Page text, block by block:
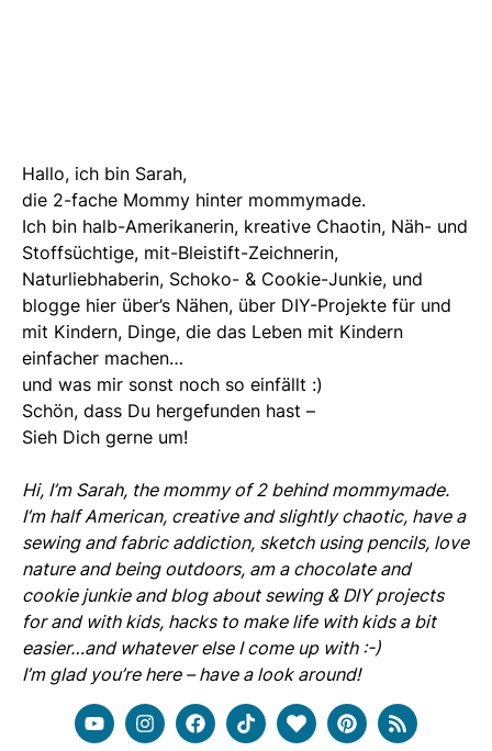
Hallo, ich bin Sarah,
die 2-fache Mommy hinter mommymade.
Ich bin halb-Amerikanerin, kreative Chaotin, Näh- und
Stoffsüchtige, mit-Bleistift-Zeichnerin,
Naturliebhaberin, Schoko- & Cookie-Junkie, und
blogge hier über’s Nähen, über DIY-Projekte für und
mit Kindern, Dinge, die das Leben mit Kindern
einfacher machen…
und was mir sonst noch so einfällt :)
Schön, dass Du hergefunden hast –
Sieh Dich gerne um!
Hi, I’m Sarah, the mommy of 2 behind mommymade.
I’m half American, creative and slightly chaotic, have a
sewing and fabric addiction, sketch using pencils, love
nature and being outdoors, am a chocolate and
cookie junkie and blog about sewing & DIY projects
for and with kids, hacks to make life with kids a bit
easier…and whatever else I come up with :-)
I’m glad you’re here – have a look around!